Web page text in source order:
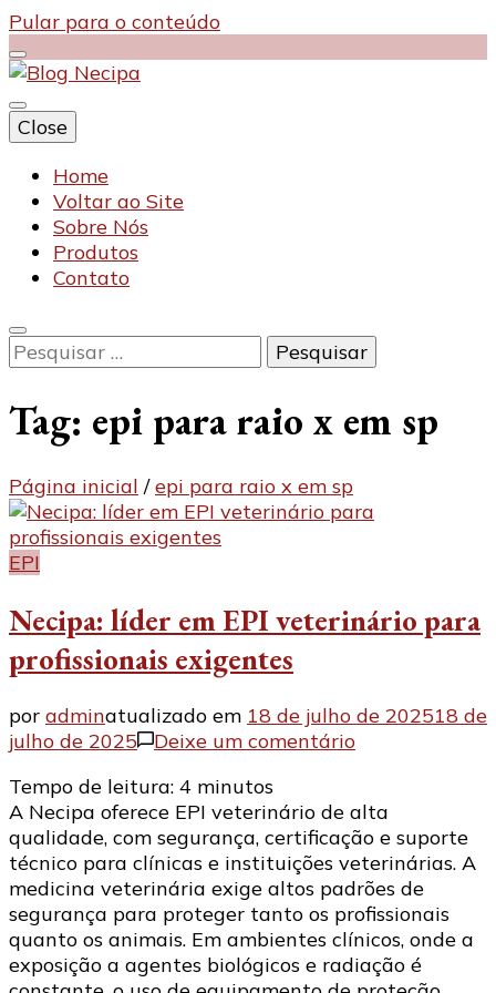
Pular para o conteúdo
Blog Necipa
Close
Home
Voltar ao Site
Sobre Nós
Produtos
Contato
Pesquisar
por:
Tag: epi para raio x em sp
Página inicial / epi para raio x em sp
EPI
Necipa: líder em EPI veterinário para
profissionais exigentes
por adminatualizado em 18 de julho de 202518 de
julho de 2025
Deixe um comentárioem
em
EPI
veterinário
para
profissionais
exigentes
Tempo de leitura: 4 minutos
A Necipa oferece EPI veterinário de alta
qualidade, com segurança, certificação e suporte
técnico para clínicas e instituições veterinárias. A
medicina veterinária exige altos padrões de
segurança para proteger tanto os profissionais
quanto os animais. Em ambientes clínicos, onde a
exposição a agentes biológicos e radiação é